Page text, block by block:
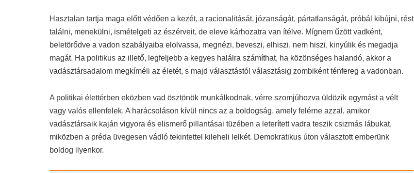
Hasztalan tartja maga előtt védően a kezét, a racionalitását, józanságát, pártatlanságát, próbál kibújni, rést
találni, menekülni, ismételgeti az észérveit, de eleve kárhozatra van ítélve. Mígnem űzött vadként,
beletörődve a vadon szabályaiba elolvassa, megnézi, beveszi, elhiszi, nem hiszi, kinyúlik és megadja
magát. Ha politikus az illető, legfeljebb a kegyes halálra számíthat, ha közönséges halandó, akkor a
vadásztársadalom megkíméli az életét, s majd választástól választásig zombiként ténfereg a vadonban.
A politikai élettérben eközben vad ösztönök munkálkodnak, vérre szomjúhozva üldözik egymást a vélt
vagy valós ellenfelek. A harácsoláson kívül nincs az a boldogság, amely felérne azzal, amikor
vadásztársaik kaján vigyora és elismerő pillantásai tüzében a leterített vadra teszik csizmás lábukat,
miközben a préda üvegesen vádló tekintettel kileheli lelkét. Demokratikus úton választott emberünk
boldog ilyenkor.